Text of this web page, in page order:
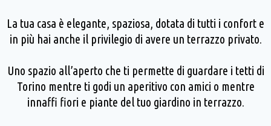
La tua casa è elegante, spaziosa, dotata di tutti i confort e
in più hai anche il privilegio di avere un terrazzo privato.
Uno spazio all’aperto che ti permette di guardare i tetti di
Torino mentre ti godi un aperitivo con amici o mentre
innaffi fiori e piante del tuo giardino in terrazzo.